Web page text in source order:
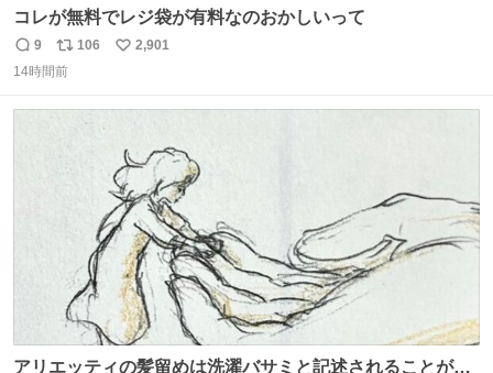
コレが無料でレジ袋が有料なのおかしいって
返
信
9
リ
ポ
106
い
2,901
14時間前
アリエッティの髪留めは洗濯バサミと記述されることが多